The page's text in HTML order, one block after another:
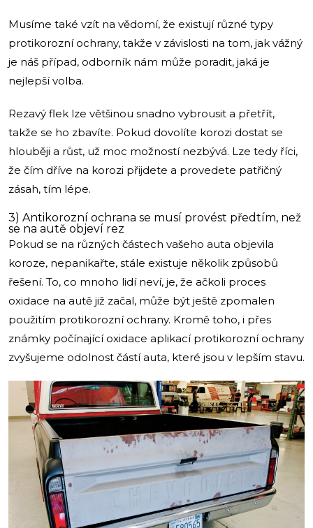
Musíme také vzít na vědomí, že existují různé typy
protikorozní ochrany, takže v závislosti na tom, jak vážný
je náš případ, odborník nám může poradit, jaká je
nejlepší volba.
Rezavý flek lze většinou snadno vybrousit a přetřít,
takže se ho zbavíte. Pokud dovolíte korozi dostat se
hlouběji a růst, už moc možností nezbývá. Lze tedy říci,
že čím dříve na korozi přijdete a provedete patřičný
zásah, tím lépe.
3) Antikorozní ochrana se musí provést předtím, než
se na autě objeví rez
Pokud se na různých částech vašeho auta objevila
koroze, nepanikařte, stále existuje několik způsobů
řešení. To, co mnoho lidí neví, je, že ačkoli proces
oxidace na autě již začal, může být ještě zpomalen
použitím protikorozní ochrany. Kromě toho, i přes
známky počínající oxidace aplikací protikorozní ochrany
zvyšujeme odolnost částí auta, které jsou v lepším stavu.